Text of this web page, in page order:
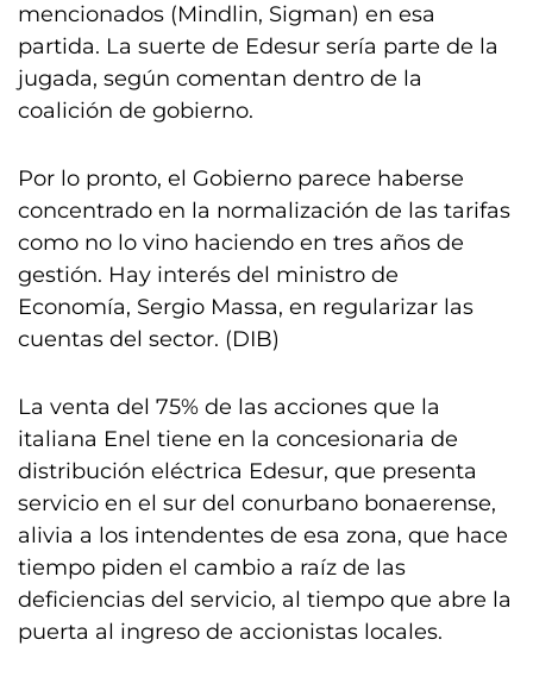
mencionados (Mindlin, Sigman) en esa
partida. La suerte de Edesur sería parte de la
jugada, según comentan dentro de la
coalición de gobierno.
Por lo pronto, el Gobierno parece haberse
concentrado en la normalización de las tarifas
como no lo vino haciendo en tres años de
gestión. Hay interés del ministro de
Economía, Sergio Massa, en regularizar las
cuentas del sector. (DIB)
La venta del 75% de las acciones que la
italiana Enel tiene en la concesionaria de
distribución eléctrica Edesur, que presenta
servicio en el sur del conurbano bonaerense,
alivia a los intendentes de esa zona, que hace
tiempo piden el cambio a raíz de las
deficiencias del servicio, al tiempo que abre la
puerta al ingreso de accionistas locales.